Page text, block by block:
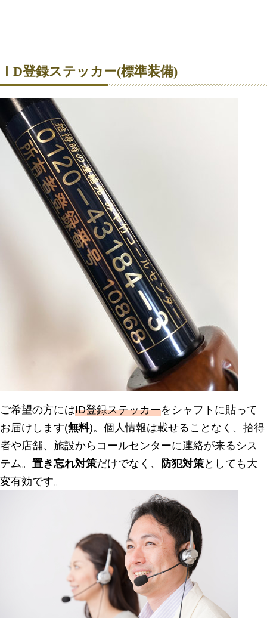
ＩD登録ステッカー(標準装備)
ご希望の方にはID登録ステッカーをシャフトに貼って
お届けします(無料)。個人情報は載せることなく、拾得
者や店舗、施設からコールセンターに連絡が来るシス
テム。 置き忘れ対策だけでなく、 防犯対策としても大
変有効です。